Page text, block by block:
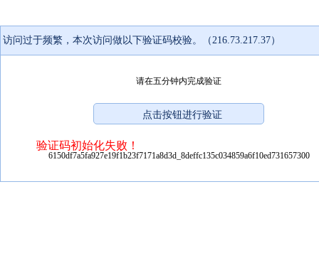
访问过于频繁，本次访问做以下验证码校验。（216.73.217.37）
请在五分钟内完成验证
验证码初始化失败！
6150df7a5fa927e19f1b23f7171a8d3d_8deffc135c034859a6f10ed731657300